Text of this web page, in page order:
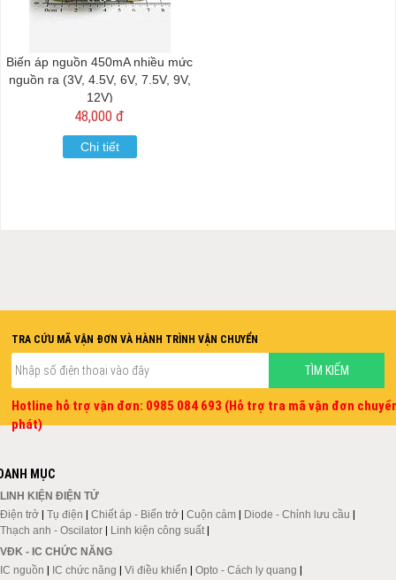
Biến áp nguồn 450mA nhiều mức
nguồn ra (3V, 4.5V, 6V, 7.5V, 9V,
12V)
48,000 đ
Chi tiết
TRA CỨU MÃ VẬN ĐƠN VÀ HÀNH TRÌNH VẬN CHUYỂN
Hotline hỗ trợ vận đơn: 0985 084 693 (Hỗ trợ tra mã vận đơn
phát)
MỤC
LINH KIỆN ĐIỆN TỬ
Điện trở | Tụ điện | Chiết áp - Biến trở | Cuộn cảm | Diode - Chỉnh lưu cầu |
Thạch anh - Oscilator | Linh kiện công suất |
VĐK - IC CHỨC NĂNG
IC nguồn | IC chức năng | Vi điều khiển | Opto - Cách ly quang |